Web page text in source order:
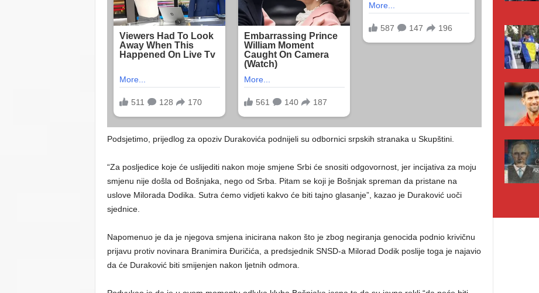
Podsjetimo, prijedlog za opoziv Durakovića podnijeli su odbornici srpskih stranaka u Skupštini.
“Za posljedice koje će uslijediti nakon moje smjene Srbi će snositi odgovornost, jer incijativa za moju
smjenu nije došla od Bošnjaka, nego od Srba. Pitam se koji je Bošnjak spreman da pristane na
uslove Milorada Dodika. Sutra ćemo vidjeti kakvo će biti tajno glasanje”, kazao je Duraković uoči
sjednice.
Napomenuo je da je njegova smjena inicirana nakon što je zbog negiranja genocida podnio krivičnu
prijavu protiv novinara Branimira Đuričića, a predsjednik SNSD-a Milorad Dodik poslije toga je najavio
da će Duraković biti smijenjen nakon ljetnih odmora.